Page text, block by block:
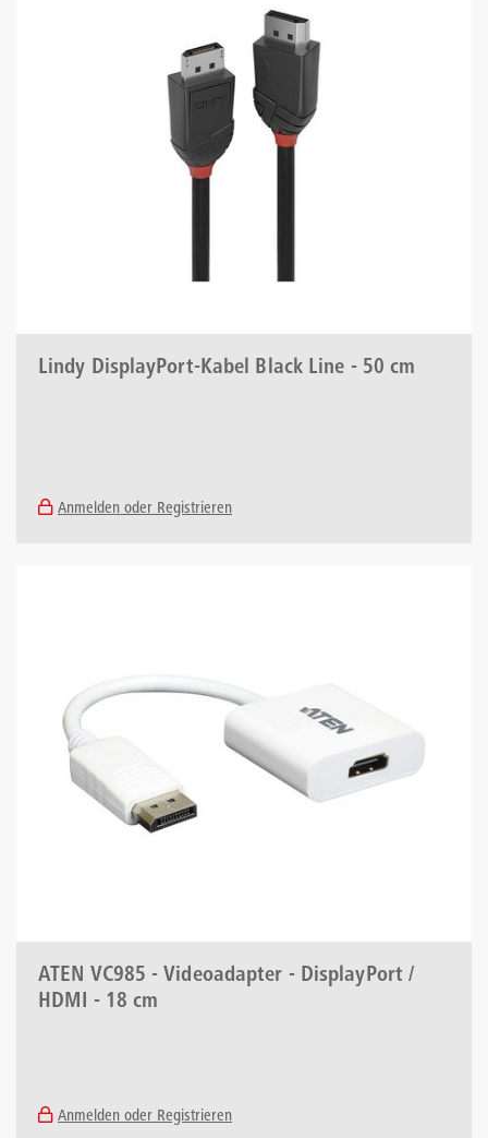
Lindy DisplayPort-Kabel Black Line - 50 cm
Anmelden oder Registrieren
ATEN VC985 - Videoadapter - DisplayPort /
HDMI - 18 cm
Anmelden oder Registrieren